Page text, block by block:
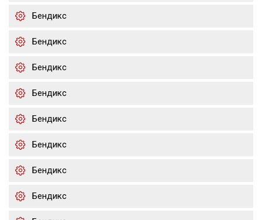
Бендикс
Бендикс
Бендикс
Бендикс
Бендикс
Бендикс
Бендикс
Бендикс